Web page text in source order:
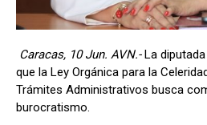
Caracas, 10 Jun. AVN.-La
que la Ley Orgánica para la
Trámites Administrativos busca
burocratismo.